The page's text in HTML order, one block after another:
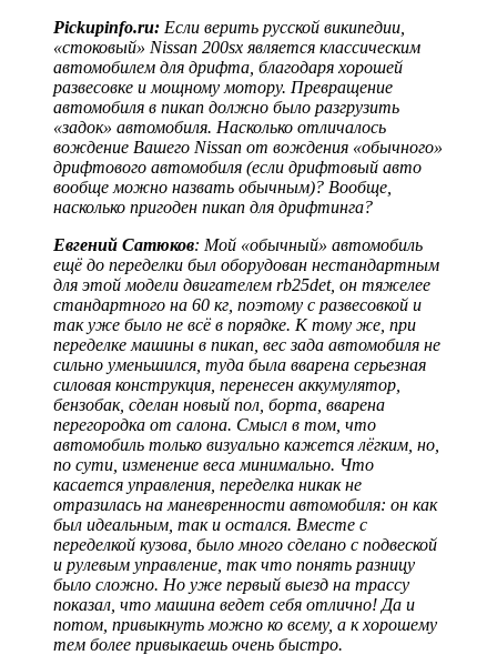
Pickupinfo.ru: Если верить русской википедии,
«стоковый» Nissan 200sx является классическим
автомобилем для дрифта, благодаря хорошей
развесовке и мощному мотору. Превращение
автомобиля в пикап должно было разгрузить
«задок» автомобиля. Насколько отличалось
вождение Вашего Nissan от вождения «обычного»
дрифтового автомобиля (если дрифтовый авто
вообще можно назвать обычным)? Вообще,
насколько пригоден пикап для дрифтинга?
Евгений Сатюков: Мой «обычный» автомобиль
ещё до переделки был оборудован нестандартным
для этой модели двигателем rb25det, он тяжелее
стандартного на 60 кг, поэтому с развесовкой и
так уже было не всё в порядке. К тому же, при
переделке машины в пикап, вес зада автомобиля не
сильно уменьшился, туда была вварена серьезная
силовая конструкция, перенесен аккумулятор,
бензобак, сделан новый пол, борта, вварена
перегородка от салона. Смысл в том, что
автомобиль только визуально кажется лёгким, но,
по сути, изменение веса минимально. Что
касается управления, переделка никак не
отразилась на маневренности автомобиля: он как
был идеальным, так и остался. Вместе с
переделкой кузова, было много сделано с подвеской
и рулевым управление, так что понять разницу
было сложно. Но уже первый выезд на трассу
показал, что машина ведет себя отлично! Да и
потом, привыкнуть можно ко всему, а к хорошему
тем более привыкаешь очень быстро.